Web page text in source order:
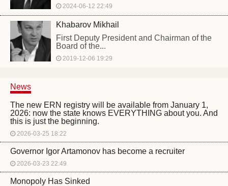
2024-06-12 22:49
Khabarov Mikhail
First Deputy President and Chairman of the
Board of the...
2019-12-06 19:29
News
The new ERN registry will be available from January 1,
2026: now the state knows EVERYTHING about you. And
this is just the beginning.
2026-03-25 18:22
Governor Igor Artamonov has become a recruiter
2026-03-23 22:49
Monopoly Has Sinked